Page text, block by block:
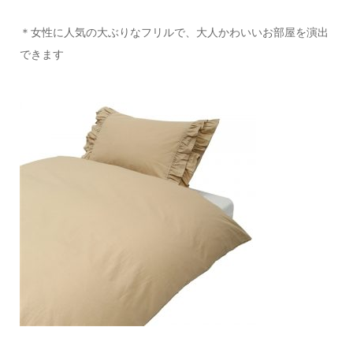
＊女性に人気の大ぶりなフリルで、大人かわいいお部屋を演出
できます